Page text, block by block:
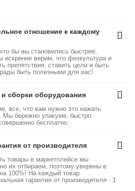
отношение к каждому
бы вы становились быстрее,
искренне верим, что физкультура и
препятствия, ставить цели и быть
быть полезными для вас!
сборки оборудования
все, что вам нужно это нажать
Мы бережно упакуем, быстро
бесплатно.
от производителя
товары в маркетплейсе мы
их отбираем, поэтому уверены в
100%! На каждый товар
гарантия от производителя - 1